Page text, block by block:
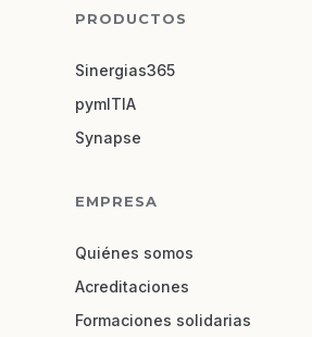
PRODUCTOS
Sinergias365
pymITIA
Synapse
EMPRESA
Quiénes somos
Acreditaciones
Formaciones solidarias